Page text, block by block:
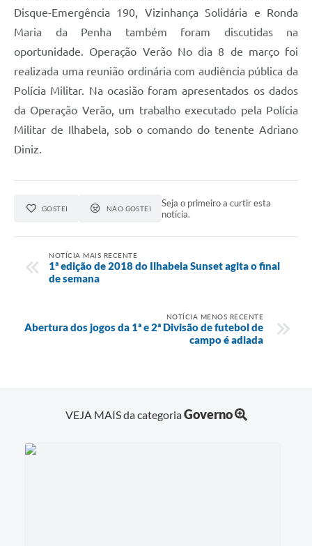
Disque-Emergência 190, Vizinhança Solidária e Ronda
Maria da Penha também foram discutidas na
oportunidade. Operação Verão No dia 8 de março foi
realizada uma reunião ordinária com audiência pública da
Polícia Militar. Na ocasião foram apresentados os dados
da Operação Verão, um trabalho executado pela Polícia
Militar de Ilhabela, sob o comando do tenente Adriano
Diniz.
GOSTEI NÃO GOSTEI
Seja o primeiro a curtir esta
notícia.
NOTÍCIA MAIS RECENTE
1ª edição de 2018 do Ilhabela Sunset agita o final
de semana
NOTÍCIA MENOS RECENTE
Abertura dos jogos da 1ª e 2ª Divisão de futebol de
campo é adiada
VEJA MAIS da categoriaGoverno